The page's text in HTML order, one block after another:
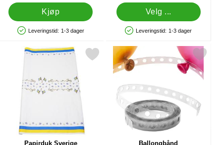
Kjøp
Produkttilgjengelighet: På lager
Leveringstid: 1-3 dager
Velg ...
Produkttilgjengelighet: På lager
Leveringstid: 1-3 dager
som favoritt
Papirduk Sverige
Merk papirduk Sverige som favoritt
Ballongbånd
Merk ballongbånd